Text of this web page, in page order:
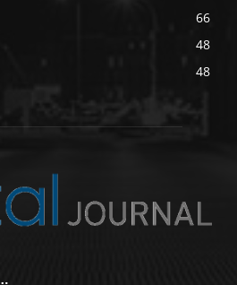
66
48
48